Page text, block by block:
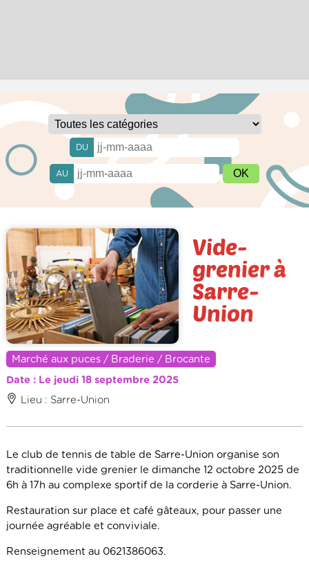
DU
AU
Vide-
grenier à
Sarre-
Union
Marché aux puces / Braderie / Brocante
Date : Le jeudi 18 septembre 2025
Lieu : Sarre-Union
Le club de tennis de table de Sarre-Union organise son
traditionnelle vide grenier le dimanche 12 octobre 2025 de
6h à 17h au complexe sportif de la corderie à Sarre-Union.
Restauration sur place et café gâteaux, pour passer une
journée agréable et conviviale.
Renseignement au 0621386063.